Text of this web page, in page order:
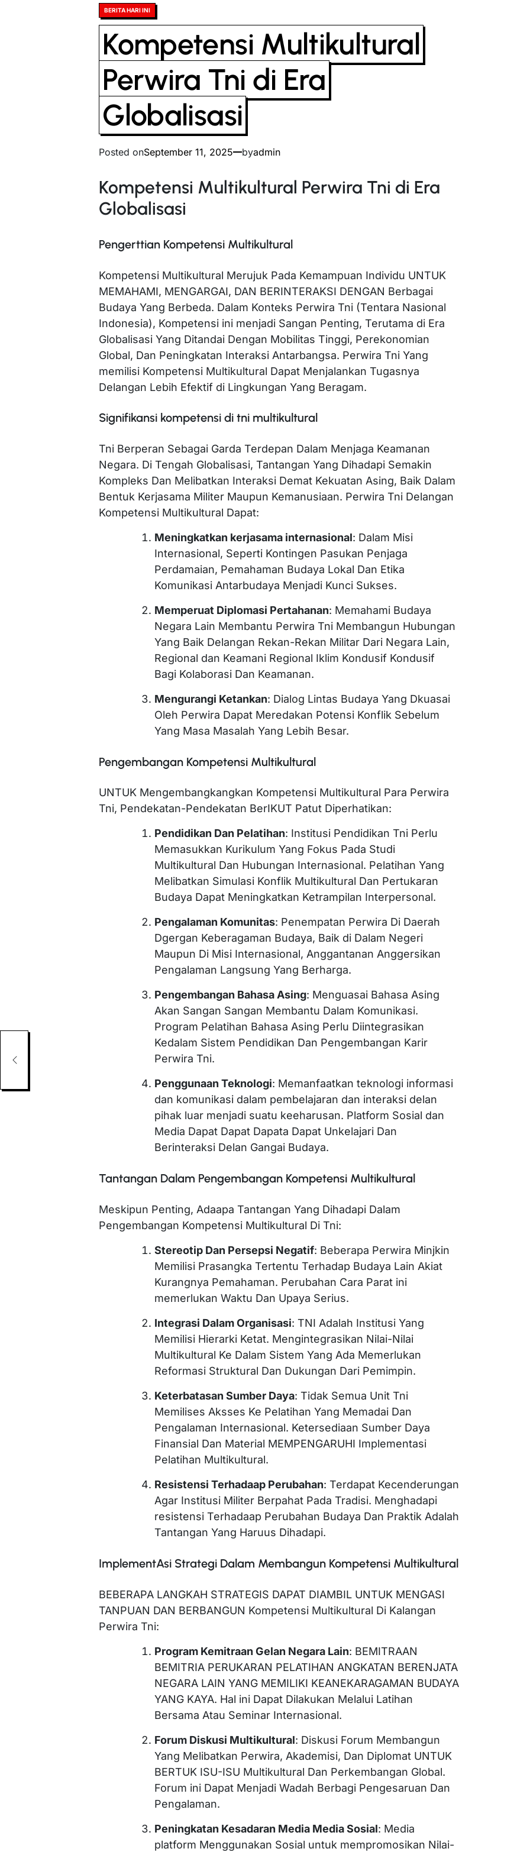
Posted
in
BERITA HARI INI
Kompetensi Multikultural
Perwira Tni di Era
Globalisasi
Posted onSeptember 11, 2025 byadmin
Kompetensi Multikultural Perwira Tni di Era
Globalisasi
Pengerttian Kompetensi Multikultural
Kompetensi Multikultural Merujuk Pada Kemampuan Individu UNTUK
MEMAHAMI, MENGARGAI, DAN BERINTERAKSI DENGAN Berbagai
Budaya Yang Berbeda. Dalam Konteks Perwira Tni (Tentara Nasional
Indonesia), Kompetensi ini menjadi Sangan Penting, Terutama di Era
Globalisasi Yang Ditandai Dengan Mobilitas Tinggi, Perekonomian
Global, Dan Peningkatan Interaksi Antarbangsa. Perwira Tni Yang
memilisi Kompetensi Multikultural Dapat Menjalankan Tugasnya
Delangan Lebih Efektif di Lingkungan Yang Beragam.
Signifikansi kompetensi di tni multikultural
Tni Berperan Sebagai Garda Terdepan Dalam Menjaga Keamanan
Negara. Di Tengah Globalisasi, Tantangan Yang Dihadapi Semakin
Kompleks Dan Melibatkan Interaksi Demat Kekuatan Asing, Baik Dalam
Bentuk Kerjasama Militer Maupun Kemanusiaan. Perwira Tni Delangan
Kompetensi Multikultural Dapat:
Meningkatkan kerjasama internasional: Dalam Misi
Internasional, Seperti Kontingen Pasukan Penjaga
Perdamaian, Pemahaman Budaya Lokal Dan Etika
Komunikasi Antarbudaya Menjadi Kunci Sukses.
Memperuat Diplomasi Pertahanan: Memahami Budaya
Negara Lain Membantu Perwira Tni Membangun Hubungan
Yang Baik Delangan Rekan-Rekan Militar Dari Negara Lain,
Regional dan Keamani Regional Iklim Kondusif Kondusif
Bagi Kolaborasi Dan Keamanan.
Mengurangi Ketankan: Dialog Lintas Budaya Yang Dkuasai
Oleh Perwira Dapat Meredakan Potensi Konflik Sebelum
Yang Masa Masalah Yang Lebih Besar.
Pengembangan Kompetensi Multikultural
UNTUK Mengembangkangkan Kompetensi Multikultural Para Perwira
Tni, Pendekatan-Pendekatan BerIKUT Patut Diperhatikan:
Pendidikan Dan Pelatihan: Institusi Pendidikan Tni Perlu
Memasukkan Kurikulum Yang Fokus Pada Studi
Multikultural Dan Hubungan Internasional. Pelatihan Yang
Melibatkan Simulasi Konflik Multikultural Dan Pertukaran
Budaya Dapat Meningkatkan Ketrampilan Interpersonal.
Pengalaman Komunitas: Penempatan Perwira Di Daerah
Dgergan Keberagaman Budaya, Baik di Dalam Negeri
Maupun Di Misi Internasional, Anggantanan Anggersikan
Pengalaman Langsung Yang Berharga.
Pengembangan Bahasa Asing: Menguasai Bahasa Asing
Akan Sangan Sangan Membantu Dalam Komunikasi.
Program Pelatihan Bahasa Asing Perlu Diintegrasikan
Kedalam Sistem Pendidikan Dan Pengembangan Karir
Perwira Tni.
Penggunaan Teknologi: Memanfaatkan teknologi informasi
dan komunikasi dalam pembelajaran dan interaksi delan
pihak luar menjadi suatu keeharusan. Platform Sosial dan
Media Dapat Dapat Dapata Dapat Unkelajari Dan
Berinteraksi Delan Gangai Budaya.
Tantangan Dalam Pengembangan Kompetensi Multikultural
Meskipun Penting, Adaapa Tantangan Yang Dihadapi Dalam
Pengembangan Kompetensi Multikultural Di Tni:
Stereotip Dan Persepsi Negatif: Beberapa Perwira Minjkin
Memilisi Prasangka Tertentu Terhadap Budaya Lain Akiat
Kurangnya Pemahaman. Perubahan Cara Parat ini
memerlukan Waktu Dan Upaya Serius.
Integrasi Dalam Organisasi: TNI Adalah Institusi Yang
Memilisi Hierarki Ketat. Mengintegrasikan Nilai-Nilai
Multikultural Ke Dalam Sistem Yang Ada Memerlukan
Reformasi Struktural Dan Dukungan Dari Pemimpin.
Keterbatasan Sumber Daya: Tidak Semua Unit Tni
Memilises Aksses Ke Pelatihan Yang Memadai Dan
Pengalaman Internasional. Ketersediaan Sumber Daya
Finansial Dan Material MEMPENGARUHI Implementasi
Pelatihan Multikultural.
Resistensi Terhadaap Perubahan: Terdapat Kecenderungan
Agar Institusi Militer Berpahat Pada Tradisi. Menghadapi
resistensi Terhadaap Perubahan Budaya Dan Praktik Adalah
Tantangan Yang Haruus Dihadapi.
ImplementAsi Strategi Dalam Membangun Kompetensi Multikultural
BEBERAPA LANGKAH STRATEGIS DAPAT DIAMBIL UNTUK MENGASI
TANPUAN DAN BERBANGUN Kompetensi Multikultural Di Kalangan
Perwira Tni:
Program Kemitraan Gelan Negara Lain: BEMITRAAN
BEMITRIA PERUKARAN PELATIHAN ANGKATAN BERENJATA
NEGARA LAIN YANG MEMILIKI KEANEKARAGAMAN BUDAYA
YANG KAYA. Hal ini Dapat Dilakukan Melalui Latihan
Bersama Atau Seminar Internasional.
Forum Diskusi Multikultural: Diskusi Forum Membangun
Yang Melibatkan Perwira, Akademisi, Dan Diplomat UNTUK
BERTUK ISU-ISU Multikultural Dan Perkembangan Global.
Forum ini Dapat Menjadi Wadah Berbagi Pengesaruan Dan
Pengalaman.
Peningkatan Kesadaran Media Media Sosial: Media
platform Menggunakan Sosial untuk mempromosikan Nilai-